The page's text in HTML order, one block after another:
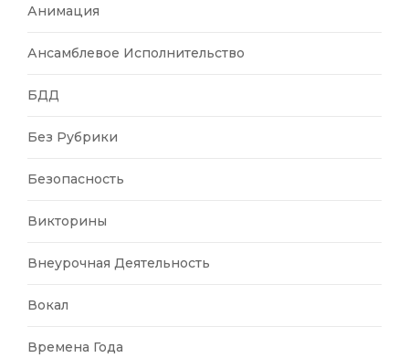
Анимация
Ансамблевое Исполнительство
БДД
Без Рубрики
Безопасность
Викторины
Внеурочная Деятельность
Вокал
Времена Года